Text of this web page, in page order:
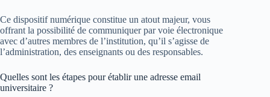
Ce dispositif numérique constitue un atout majeur, vous
offrant la possibilité de communiquer par voie électronique
avec d’autres membres de l’institution, qu’il s’agisse de
l’administration, des enseignants ou des responsables.
Quelles sont les étapes pour établir une adresse email
universitaire ?